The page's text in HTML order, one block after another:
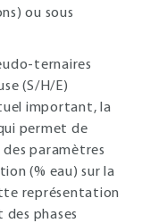
ou sous
ternaires
(S/H/E)
important, la
permet de
des paramètres
(% eau) sur la
représentation
des phases